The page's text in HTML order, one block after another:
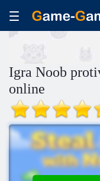
Igra Noob
online